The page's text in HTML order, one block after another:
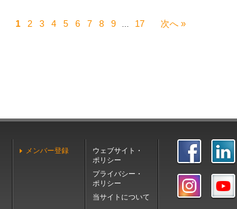
1 2 3 4 5 6 7 8 9 17 次へ »
メンバー登録
ウェブサイト・
ポリシー
プライバシー・
ポリシー
当サイトについて